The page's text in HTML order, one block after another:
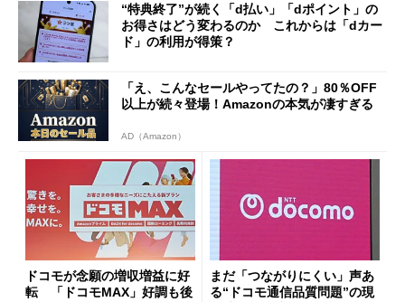
“特典終了”が続く「d払い」「dポイント」の
お得さはどう変わるのか これからは「dカー
ド」の利用が得策？
「え、こんなセールやってたの？」80％OFF
以上が続々登場！Amazonの本気が凄すぎる
AD（Amazon）
ドコモが念願の増収増益に好
転 「ドコモMAX」好調も後
まだ「つながりにくい」声あ
る“ドコモ通信品質問題”の現